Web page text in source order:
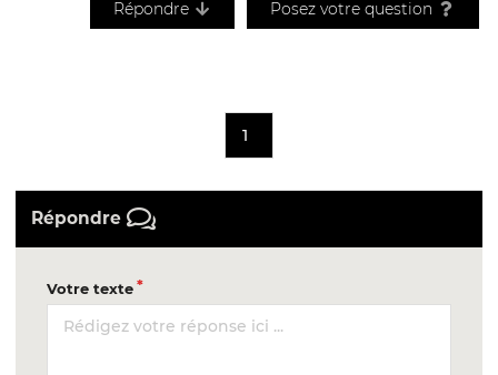
Répondre Posez votre question
1
Répondre
Votre texte